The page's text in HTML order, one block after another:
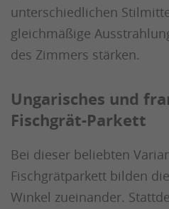
unterschiedlichen
gleichmäßige
des Zimmers stärken.
Ungarisches und
Fischgrät-Parkett
Bei dieser beliebten
Fischgrätparkett bilden
Winkel zueinander.